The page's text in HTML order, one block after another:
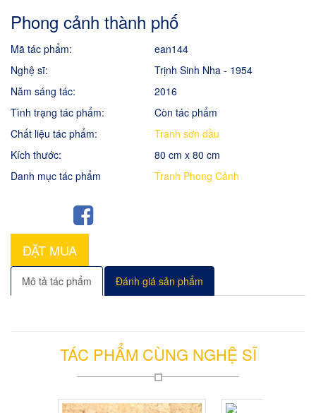
Phong cảnh thành phố
Mã tác phẩm:
ean144
Nghệ sĩ:
Trịnh Sinh Nha - 1954
Năm sáng tác:
2016
Tình trạng tác phẩm:
Còn tác phẩm
Chất liệu tác phẩm:
Tranh sơn dầu
Kích thước:
80 cm x 80 cm
Danh mục tác phẩm
Tranh Phong Cảnh
ĐẶT MUA
Mô tả tác phẩm Đánh giá sản phẩm
TÁC PHẨM CÙNG NGHỆ SĨ